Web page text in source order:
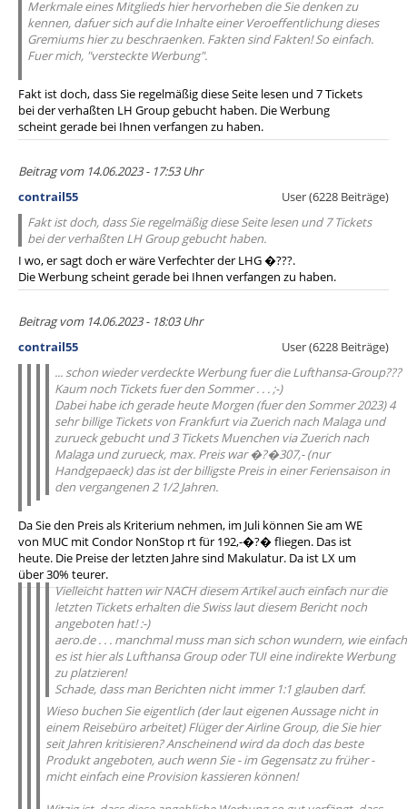
Merkmale eines Mitglieds hier hervorheben die Sie denken zu
kennen, dafuer sich auf die Inhalte einer Veroeffentlichung dieses
Gremiums hier zu beschraenken. Fakten sind Fakten! So einfach.
Fuer mich, "versteckte Werbung".
Fakt ist doch, dass Sie regelmäßig diese Seite lesen und 7 Tickets
bei der verhaßten LH Group gebucht haben. Die Werbung
scheint gerade bei Ihnen verfangen zu haben.
Beitrag vom 14.06.2023 - 17:53 Uhr
contrail55
User (6228 Beiträge)
Fakt ist doch, dass Sie regelmäßig diese Seite lesen und 7 Tickets
bei der verhaßten LH Group gebucht haben.
I wo, er sagt doch er wäre Verfechter der LHG �???.
Die Werbung scheint gerade bei Ihnen verfangen zu haben.
Beitrag vom 14.06.2023 - 18:03 Uhr
contrail55
User (6228 Beiträge)
... schon wieder verdeckte Werbung fuer die Lufthansa-Group???
Kaum noch Tickets fuer den Sommer . . . ;-)
Dabei habe ich gerade heute Morgen (fuer den Sommer 2023) 4
sehr billige Tickets von Frankfurt via Zuerich nach Malaga und
zurueck gebucht und 3 Tickets Muenchen via Zuerich nach
Malaga und zurueck, max. Preis war �?�307,- (nur
Handgepaeck) das ist der billigste Preis in einer Feriensaison in
den vergangenen 2 1/2 Jahren.
Da Sie den Preis als Kriterium nehmen, im Juli können Sie am WE
von MUC mit Condor NonStop rt für 192,-�?� fliegen. Das ist
heute. Die Preise der letzten Jahre sind Makulatur. Da ist LX um
über 30% teurer.
Vielleicht hatten wir NACH diesem Artikel auch einfach nur die
letzten Tickets erhalten die Swiss laut diesem Bericht noch
angeboten hat! :-)
aero.de . . . manchmal muss man sich schon wundern, wie einfach
es ist hier als Lufthansa Group oder TUI eine indirekte Werbung
zu platzieren!
Schade, dass man Berichten nicht immer 1:1 glauben darf.
Wieso buchen Sie eigentlich (der laut eigenen Aussage nicht in
einem Reisebüro arbeitet) Flüger der Airline Group, die Sie hier
seit Jahren kritisieren? Anscheinend wird da doch das beste
Produkt angeboten, auch wenn Sie - im Gegensatz zu früher -
micht einfach eine Provision kassieren können!